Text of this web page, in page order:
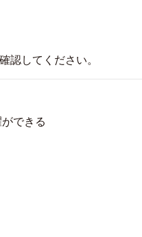
認してください。
できる